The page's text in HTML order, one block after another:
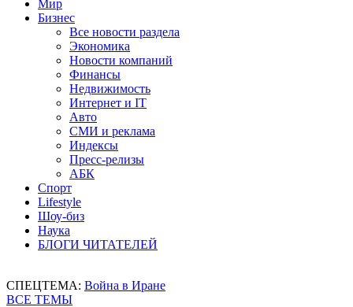
Мир
Бизнес
Все новости раздела
Экономика
Новости компаний
Финансы
Недвижимость
Интернет и IT
Авто
СМИ и реклама
Индексы
Пресс-релизы
АБК
Спорт
Lifestyle
Шоу-биз
Наука
БЛОГИ ЧИТАТЕЛЕЙ
СПЕЦТЕМА: Война в Иране
ВСЕ ТЕМЫ